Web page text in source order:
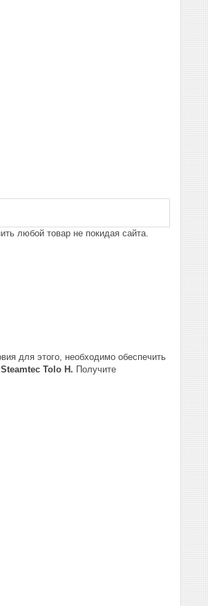
любой товар не покидая сайта.
для этого, необходимо обеспечить
Tolo Н. Получите